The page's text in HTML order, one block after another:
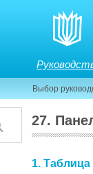
Выбор
27.
1.